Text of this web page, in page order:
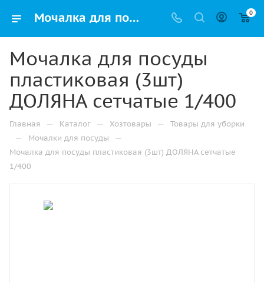
Мочалка для посуды пластиковая (3шт) ДОЛЯНА сетчатые 1/400 купить в Набережных Челнах с доставкой оптом и в розницу 0
Мочалка для посуды
пластиковая (3шт)
ДОЛЯНА сетчатые 1/400
Главная — Каталог — Хозтовары — Товары для уборки
— Мочалки для посуды —
Мочалка для посуды пластиковая (3шт) ДОЛЯНА сетчатые
1/400